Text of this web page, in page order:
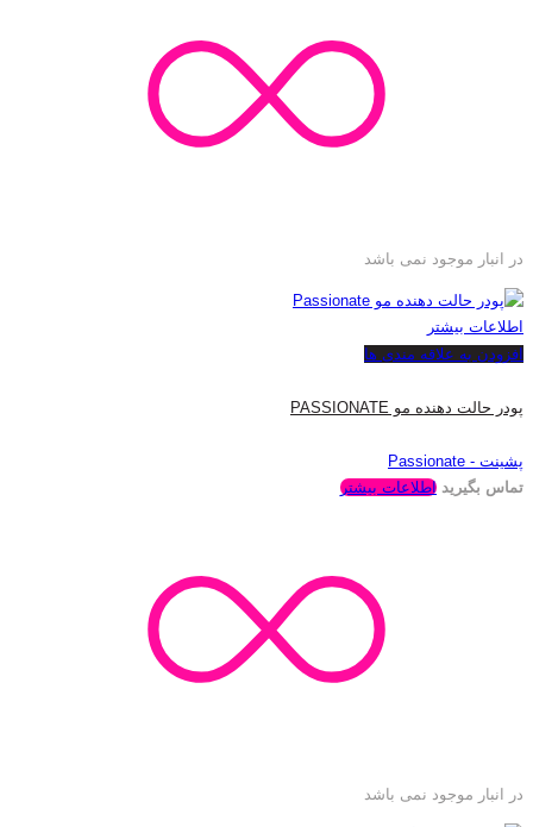
در انبار موجود نمی باشد
اطلاعات بیشتر
افزودن به علاقه مندی ها
پودر حالت دهنده مو PASSIONATE
پشینت - Passionate
تماس بگیرید اطلاعات بیشتر
در انبار موجود نمی باشد